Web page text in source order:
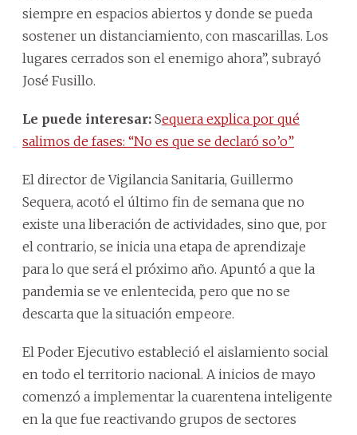
siempre en espacios abiertos y donde se pueda
sostener un distanciamiento, con mascarillas. Los
lugares cerrados son el enemigo ahora”, subrayó
José Fusillo.
Le puede interesar: Sequera explica por qué
salimos de fases: “No es que se declaró so’o”
El director de Vigilancia Sanitaria, Guillermo
Sequera, acotó el último fin de semana que no
existe una liberación de actividades, sino que, por
el contrario, se inicia una etapa de aprendizaje
para lo que será el próximo año. Apuntó a que la
pandemia se ve enlentecida, pero que no se
descarta que la situación empeore.
El Poder Ejecutivo estableció el aislamiento social
en todo el territorio nacional. A inicios de mayo
comenzó a implementar la cuarentena inteligente
en la que fue reactivando grupos de sectores